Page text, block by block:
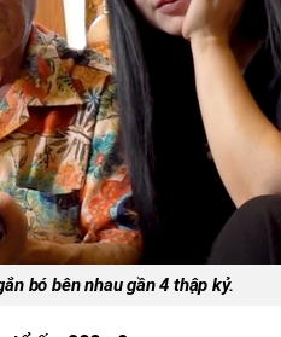
bó bên nhau gần 4 thập kỷ.